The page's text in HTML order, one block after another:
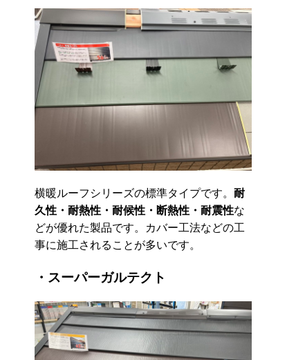
横暖ルーフシリーズの標準タイプです。 耐
久性・耐熱性・耐候性・断熱性・耐震性な
どが優れた製品です。カバー工法などの工
事に施工されることが多いです。
・スーパーガルテクト